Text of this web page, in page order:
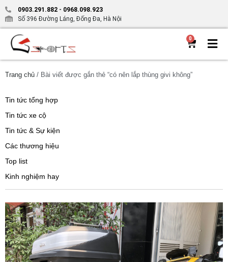
0903.291.882 - 0968.098.923
Số 396 Đường Láng, Đống Đa, Hà Nội
0
Trang chủ / Bài viết được gắn thẻ “có nên lắp thùng givi không”
Tin tức tổng hợp
Tin tức xe cộ
Tin tức & Sự kiện
Các thương hiệu
Top list
Kinh nghiệm hay